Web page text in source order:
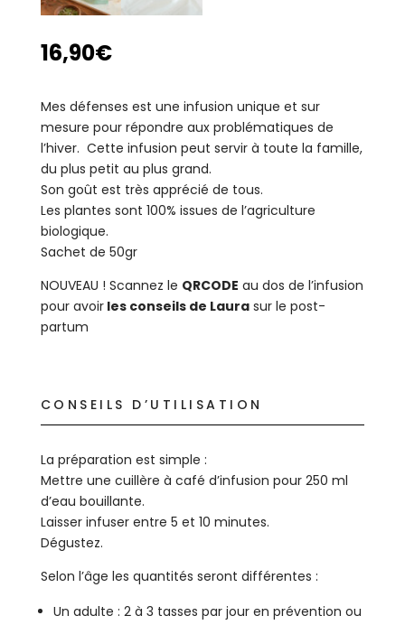
16,90€
Mes défenses est une infusion unique et sur
mesure pour répondre aux problématiques de
l’hiver. Cette infusion peut servir à toute la famille,
du plus petit au plus grand.
Son goût est très apprécié de tous.
Les plantes sont 100% issues de l’agriculture
biologique.
Sachet de 50gr
NOUVEAU ! Scannez le QRCODE au dos de l’infusion
pour avoirles conseils de Laurasur le post-
partum
CONSEILS D’UTILISATION
La préparation est simple :
Mettre une cuillère à café d’infusion pour 250 ml
d’eau bouillante.
Laisser infuser entre 5 et 10 minutes.
Dégustez.
Selon l’âge les quantités seront différentes :
Un adulte : 2 à 3 tasses par jour en prévention ou